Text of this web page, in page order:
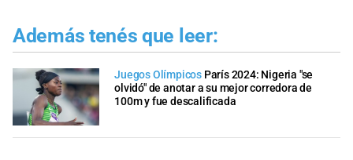
Además tenés que leer:
Juegos Olímpicos París 2024: Nigeria "se
olvidó" de anotar a su mejor corredora de
100m y fue descalificada